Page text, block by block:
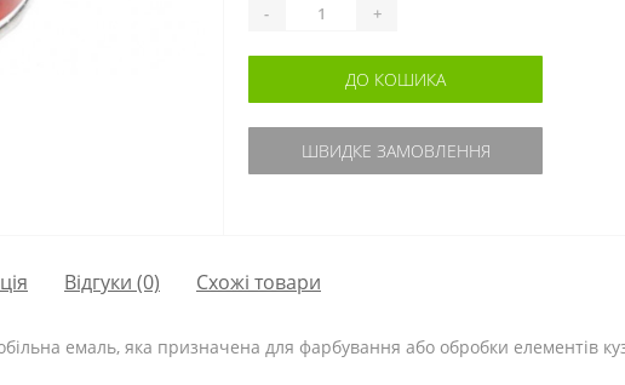
- +
ДО КОШИКА
ШВИДКЕ ЗАМОВЛЕННЯ
Відгуки (0) Схожі товари
емаль, яка призначена для фарбування або обробки елементів